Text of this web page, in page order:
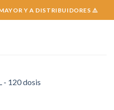
Y A DISTRIBUIDORES ⚠️